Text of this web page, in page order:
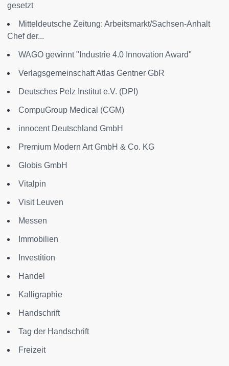
gesetzt
Mitteldeutsche Zeitung: Arbeitsmarkt/Sachsen-Anhalt
Chef der...
WAGO gewinnt "Industrie 4.0 Innovation Award"
Verlagsgemeinschaft Atlas Gentner GbR
Deutsches Pelz Institut e.V. (DPI)
CompuGroup Medical (CGM)
innocent Deutschland GmbH
Premium Modern Art GmbH & Co. KG
Globis GmbH
Vitalpin
Visit Leuven
Messen
Immobilien
Investition
Handel
Kalligraphie
Handschrift
Tag der Handschrift
Freizeit